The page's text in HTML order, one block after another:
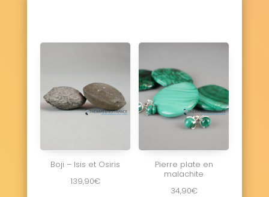
Boji – Isis et Osiris
139,90€
Pierre plate en
malachite
34,90€